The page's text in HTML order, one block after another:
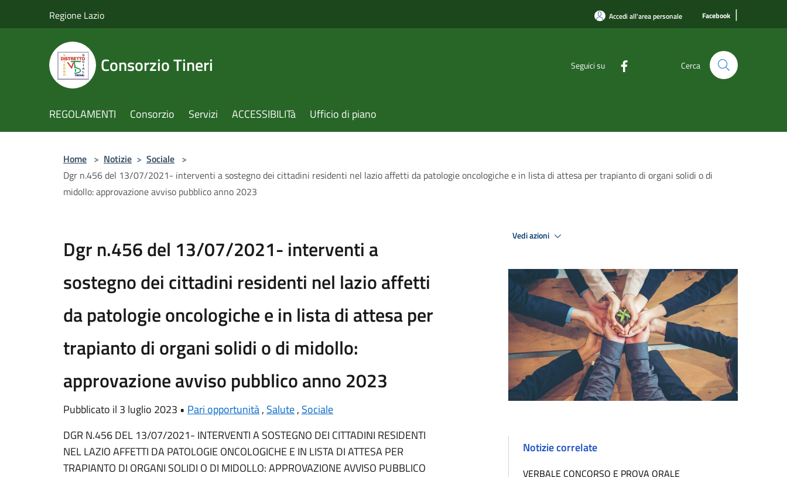
Regione Lazio Accedi all'area personale Facebook |
Consorzio Tineri Seguici su Cerca
REGOLAMENTI Consorzio Servizi ACCESSIBILITà Ufficio di piano
Home > Notizie > Sociale >
Dgr n.456 del 13/07/2021- interventi a sostegno dei cittadini residenti nel lazio affetti da patologie oncologiche e in lista di attesa per trapianto di organi solidi o di
midollo: approvazione avviso pubblico anno 2023
Dgr n.456 del 13/07/2021- interventi a
sostegno dei cittadini residenti nel lazio affetti
da patologie oncologiche e in lista di attesa per
trapianto di organi solidi o di midollo:
approvazione avviso pubblico anno 2023
Pubblicato il 3 luglio 2023 • Pari opportunità, Salute, Sociale
DGR N.456 DEL 13/07/2021- INTERVENTI A SOSTEGNO DEI CITTADINI RESIDENTI
NEL LAZIO AFFETTI DA PATOLOGIE ONCOLOGICHE E IN LISTA DI ATTESA PER
TRAPIANTO DI ORGANI SOLIDI O DI MIDOLLO: APPROVAZIONE AVVISO PUBBLICO
Vedi azioni
Notizie correlate
VERBALE CONCORSO E PROVA ORALE